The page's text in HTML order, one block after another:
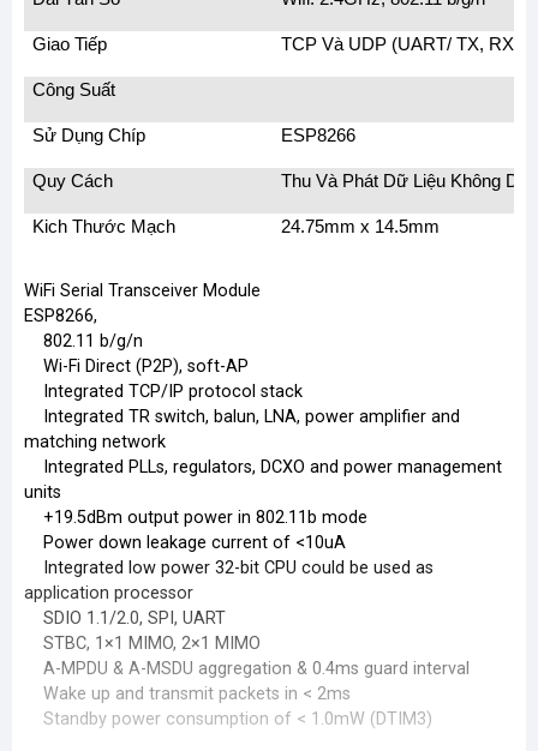
Giao Tiếp TCP Và UDP (UART/ TX, RX
Công Suất
Sử Dụng Chíp ESP8266
Quy Cách Thu Và Phát Dữ Liệu Không
Kich Thước Mạch 24.75mm x 14.5mm
WiFi Serial Transceiver Module
ESP8266,
802.11 b/g/n
Wi-Fi Direct (P2P), soft-AP
Integrated TCP/IP protocol stack
Integrated TR switch, balun, LNA, power amplifier and
matching network
Integrated PLLs, regulators, DCXO and power management
units
+19.5dBm output power in 802.11b mode
Power down leakage current of <10uA
Integrated low power 32-bit CPU could be used as
application processor
SDIO 1.1/2.0, SPI, UART
STBC, 1×1 MIMO, 2×1 MIMO
A-MPDU & A-MSDU aggregation & 0.4ms guard interval
Wake up and transmit packets in < 2ms
Standby power consumption of < 1.0mW (DTIM3)